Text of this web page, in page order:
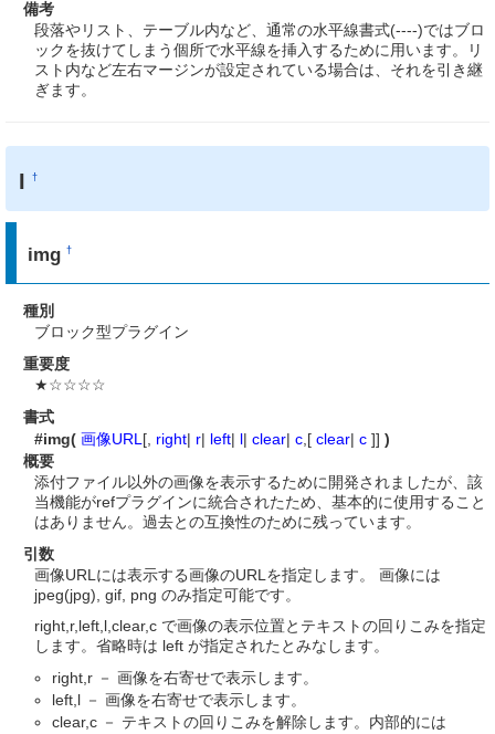
備考
段落やリスト、テーブル内など、通常の水平線書式(----)ではブロ
ックを抜けてしまう個所で水平線を挿入するために用います。リ
スト内など左右マージンが設定されている場合は、それを引き継
ぎます。
I†
img†
種別
ブロック型プラグイン
重要度
★☆☆☆☆
書式
#img( 画像URL [, right| r| left| l| clear| c ,[ clear| c ]] )
概要
添付ファイル以外の画像を表示するために開発されましたが、該
当機能がrefプラグインに統合されたため、基本的に使用すること
はありません。過去との互換性のために残っています。
引数
画像URLには表示する画像のURLを指定します。 画像には
jpeg(jpg), gif, png のみ指定可能です。
right,r,left,l,clear,c で画像の表示位置とテキストの回りこみを指定
します。省略時は left が指定されたとみなします。
right,r － 画像を右寄せで表示します。
left,l － 画像を右寄せで表示します。
clear,c － テキストの回りこみを解除します。内部的には